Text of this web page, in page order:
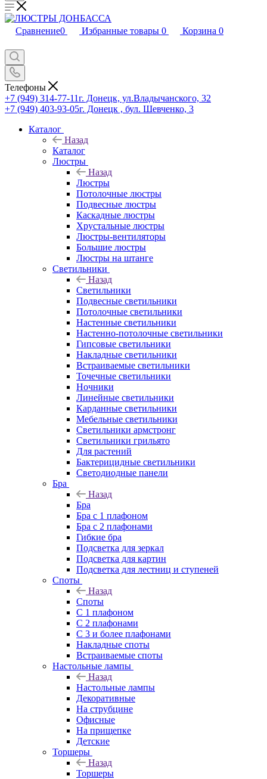
Сравнение0 Избранные товары 0 Корзина 0
Телефоны
+7 (949) 314-77-11г. Донецк, ул.Владычанского, 32
+7 (949) 403-93-05г. Донецк , бул. Шевченко, 3
Каталог
Назад
Каталог
Люстры
Назад
Люстры
Потолочные люстры
Подвесные люстры
Каскадные люстры
Хрустальные люстры
Люстры-вентиляторы
Большие люстры
Люстры на штанге
Светильники
Назад
Светильники
Подвесные светильники
Потолочные светильники
Настенные светильники
Настенно-потолочные светильники
Гипсовые светильники
Накладные светильники
Встраиваемые светильники
Точечные светильники
Ночники
Линейные светильники
Карданные светильники
Мебельные светильники
Светильники армстронг
Светильники грильято
Для растений
Бактерицидные светильники
Светодиодные панели
Бра
Назад
Бра
Бра с 1 плафоном
Бра с 2 плафонами
Гибкие бра
Подсветка для зеркал
Подсветка для картин
Подсветка для лестниц и ступеней
Споты
Назад
Споты
С 1 плафоном
С 2 плафонами
С 3 и более плафонами
Накладные споты
Встраиваемые споты
Настольные лампы
Назад
Настольные лампы
Декоративные
На струбцине
Офисные
На прищепке
Детские
Торшеры
Назад
Торшеры